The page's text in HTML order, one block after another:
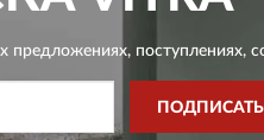
предложениях,поступлениях,